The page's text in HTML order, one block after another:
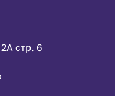
стр. 6